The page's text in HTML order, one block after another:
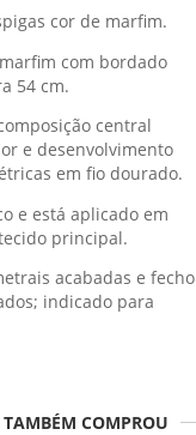
cor de marfim.
com bordado
54 cm.
central
e desenvolvimento
em fio dourado.
e está aplicado em
principal.
acabadas e fecho
indicado para
COMPROU